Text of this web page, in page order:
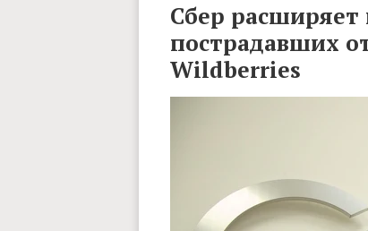
Сбер расширяет
пострадавших
Wildberries